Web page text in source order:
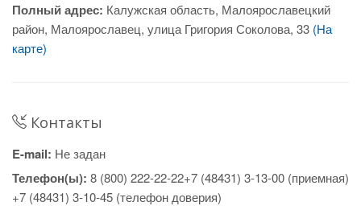
Полный адрес: Калужская область, Малоярославецкий
район, Малоярославец, улица Григория Соколова, 33 (На
карте)
Контакты
E-mail: Не задан
Телефон(ы): 8 (800) 222-22-22+7 (48431) 3-13-00 (приемная)
+7 (48431) 3-10-45 (телефон доверия)